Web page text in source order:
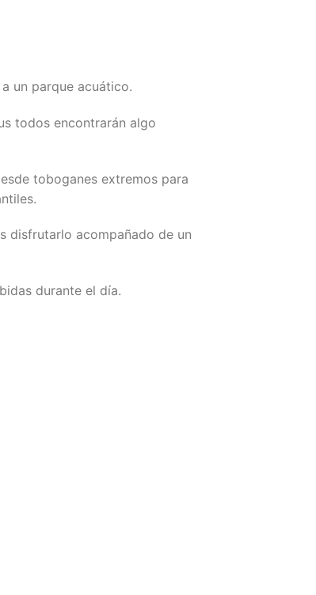
un parque acuático.
todos encontrarán algo
toboganes extremos para
disfrutarlo acompañado de un
durante el día.